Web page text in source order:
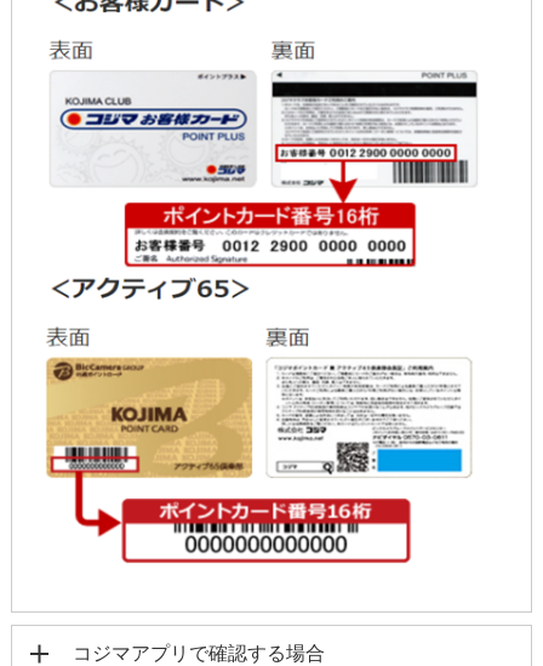
コジマアプリで確認する場合